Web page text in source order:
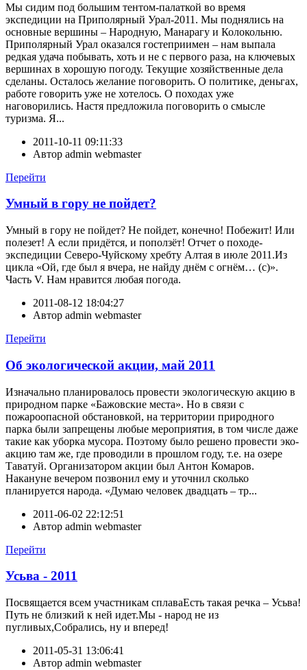
Мы сидим под большим тентом-палаткой во время
экспедиции на Приполярный Урал-2011. Мы поднялись на
основные вершины – Народную, Манарагу и Колокольню.
Приполярный Урал оказался гостеприимен – нам выпала
редкая удача побывать, хоть и не с первого раза, на ключевых
вершинах в хорошую погоду. Текущие хозяйственные дела
сделаны. Осталось желание поговорить. О политике, деньгах,
работе говорить уже не хотелось. О походах уже
наговорились. Настя предложила поговорить о смысле
туризма. Я...
2011-10-11 09:11:33
Автор admin webmaster
Перейти
Умный в гору не пойдет?
Умный в гору не пойдет? Не пойдет, конечно! Побежит! Или
полезет! А если придётся, и поползёт! Отчет о походе-
экспедиции Северо-Чуйскому хребту Алтая в июле 2011.Из
цикла «Ой, где был я вчера, не найду днём с огнём… (с)».
Часть V. Нам нравится любая погода.
2011-08-12 18:04:27
Автор admin webmaster
Перейти
Об экологической акции, май 2011
Изначально планировалось провести экологическую акцию в
природном парке «Бажовские места». Но в связи с
пожароопасной обстановкой, на территории природного
парка были запрещены любые мероприятия, в том числе даже
такие как уборка мусора. Поэтому было решено провести эко-
акцию там же, где проводили в прошлом году, т.е. на озере
Таватуй. Организатором акции был Антон Комаров.
Накануне вечером позвонил ему и уточнил сколько
планируется народа. «Думаю человек двадцать – тр...
2011-06-02 22:12:51
Автор admin webmaster
Перейти
Усьва - 2011
Посвящается всем участникам сплаваЕсть такая речка – Усьва!
Путь не близкий к ней идет.Мы - народ не из
пугливых,Собрались, ну и вперед!
2011-05-31 13:06:41
Автор admin webmaster